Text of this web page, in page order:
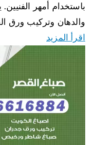
باستخدام أمهر الفنيين.
والدهان وتركيب ورق
اقرأ المزيد